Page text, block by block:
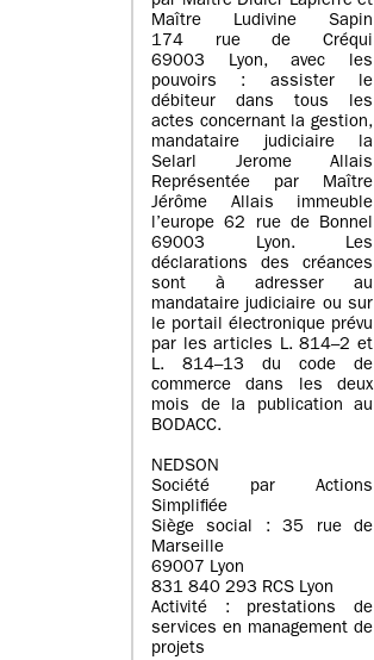
Maître Ludivine Sapin
174 rue de Créqui
69003 Lyon, avec les
pouvoirs : assister le
débiteur dans tous les
actes concernant la gestion,
mandataire judiciaire la
Selarl Jerome Allais
Représentée par Maître
Jérôme Allais immeuble
l’europe 62 rue de Bonnel
69003 Lyon. Les
déclarations des créances
sont à adresser au
mandataire judiciaire ou sur
le portail électronique prévu
par les articles L. 814–2 et
L. 814–13 du code de
commerce dans les deux
mois de la publication au
BODACC.
NEDSON
Société par Actions
Simplifiée
Siège social : 35 rue de
Marseille
69007 Lyon
831 840 293 RCS Lyon
Activité : prestations de
services en management de
projets